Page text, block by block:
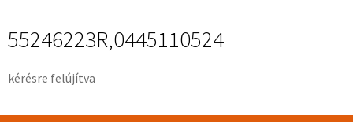
55246223R,0445110524
kérésre felújítva